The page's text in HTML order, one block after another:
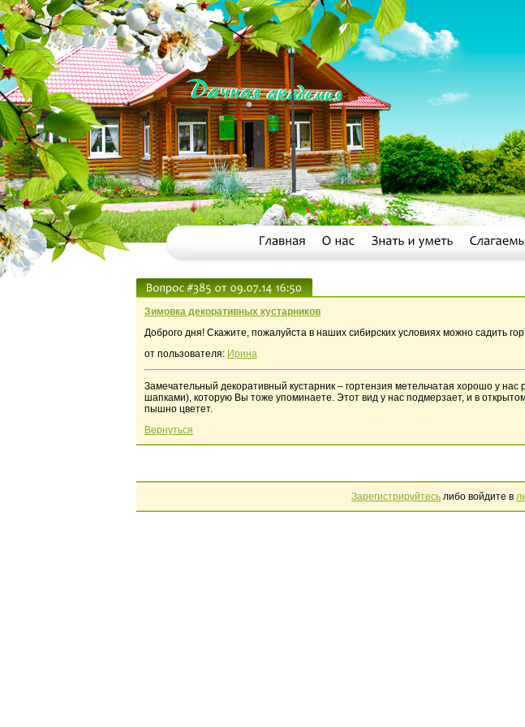
Зимовка декоративных кустарников
Доброго дня! Скажите, пожалуйста в наших сибирских условиях можно садить
от пользователя: Ирина
Замечательный декоративный кустарник – гортензия метельчатая хорошо у
шапками), которую Вы тоже упоминаете. Этот вид у нас подмерзает, и в
пышно цветет.
Вернуться
Зарегистрируйтесь либо войдите в